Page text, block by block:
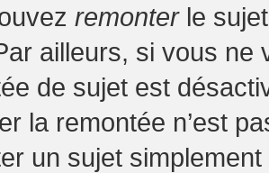
remonterle
ailleurs, si vous ne
de sujet est
la remontée n’est
un sujet